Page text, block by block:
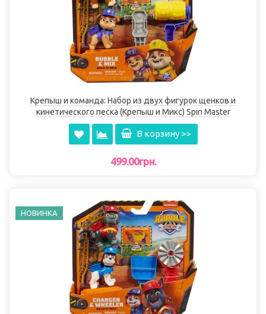
Крепыш и команда: Набор из двух фигурок щенков и
кинетического песка (Крепыш и Микс) Spin Master
В корзину >>
499.00грн.
НОВИНКА